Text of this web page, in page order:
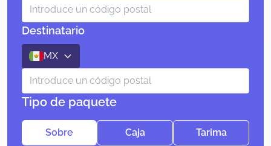
Destinatario
MX
Tipo de paquete
Sobre Caja Tarima